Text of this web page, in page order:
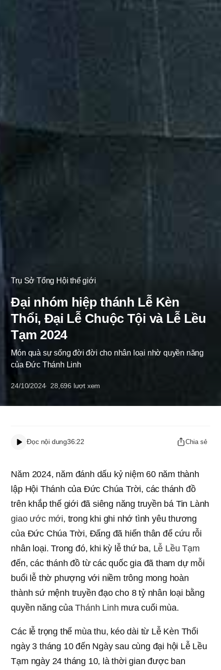
Trụ Sở Tổng Hội thế giới
Đại nhóm hiệp thánh Lễ Kèn
Thổi, Đại Lễ Chuộc Tội và Lễ Lều
Tạm 2024
Món quà sự sống đời đời cho nhân loại nhờ quyền năng
của Đức Thánh Linh
24/10/2024 28,696 lượt xem
Đọc nội dung36:22 Chia sẻ
Năm 2024, năm đánh dấu kỷ niệm 60 năm thành
lập Hội Thánh của Đức Chúa Trời, các thánh đồ
trên khắp thế giới đã siêng năng truyền bá Tin Lành
giao ước mới, trong khi ghi nhớ tình yêu thương
của Đức Chúa Trời, Đấng đã hiến thân để cứu rỗi
nhân loại. Trong đó, khi kỳ lễ thứ ba, Lễ Lều Tạm
đến, các thánh đồ từ các quốc gia đã tham dự mỗi
buổi lễ thờ phượng với niềm trông mong hoàn
thành sứ mệnh truyền đạo cho 8 tỷ nhân loại bằng
quyền năng củaThánh Linh mưa cuối mùa.
Các lễ trọng thể mùa thu, kéo dài từ Lễ Kèn Thổi
ngày 3 tháng 10 đến Ngày sau cùng đại hội Lễ Lều
Tạm ngày 24 tháng 10, là thời gian được ban